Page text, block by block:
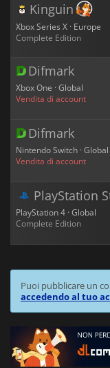
Kinguin
Xbox Series X · Europe
Complete Edition
Difmark
Xbox One · Global
Vendita di account
Difmark
Nintendo Switch · Global
Vendita di account
PlayStation
PlayStation 4 · Global
Complete Edition
Puoi pubblicare un
accedendo al tuo